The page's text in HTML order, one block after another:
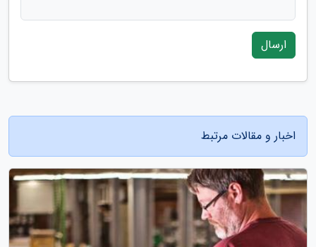
ارسال
اخبار و مقالات مرتبط